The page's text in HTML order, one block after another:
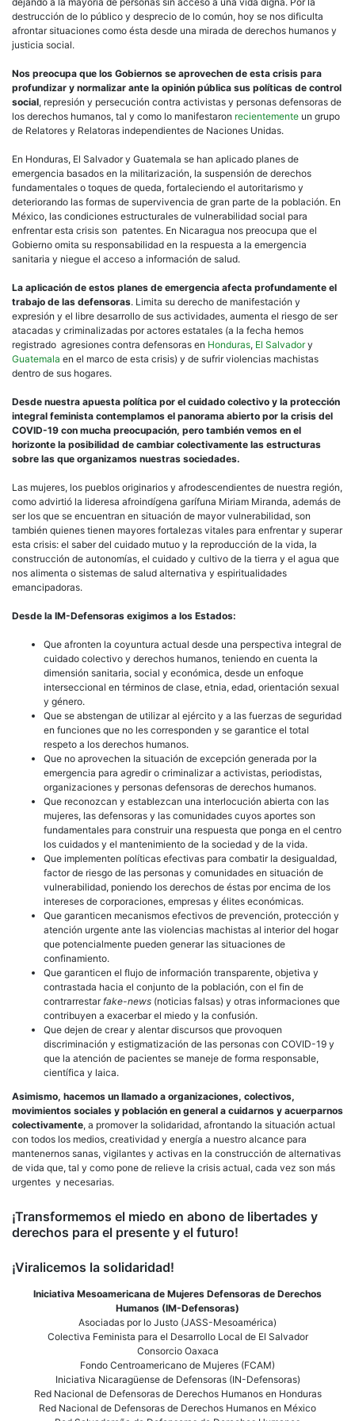
destrucción de lo público y desprecio de lo común, hoy se nos dificulta
afrontar situaciones como ésta desde una mirada de derechos humanos y
justicia social.
Nos preocupa que los Gobiernos se aprovechen de esta crisis para
profundizar y normalizar ante la opinión pública sus políticas de control
social, represión y persecución contra activistas y personas defensoras de
los derechos humanos, tal y como lo manifestaron recientemente un grupo
de Relatores y Relatoras independientes de Naciones Unidas.
En Honduras, El Salvador y Guatemala se han aplicado planes de
emergencia basados en la militarización, la suspensión de derechos
fundamentales o toques de queda, fortaleciendo el autoritarismo y
deteriorando las formas de supervivencia de gran parte de la población. En
México, las condiciones estructurales de vulnerabilidad social para
enfrentar esta crisis son patentes. En Nicaragua nos preocupa que el
Gobierno omita su responsabilidad en la respuesta a la emergencia
sanitaria y niegue el acceso a información de salud.
La aplicación de estos planes de emergencia afecta profundamente el
trabajo de las defensoras. Limita su derecho de manifestación y
expresión y el libre desarrollo de sus actividades, aumenta el riesgo de ser
atacadas y criminalizadas por actores estatales (a la fecha hemos
registrado agresiones contra defensoras en Honduras, El Salvadory
Guatemala en el marco de esta crisis) y de sufrir violencias machistas
dentro de sus hogares.
Desde nuestra apuesta política por el cuidado colectivo y la protección
integral feminista contemplamos el panorama abierto por la crisis del
COVID-19 con mucha preocupación, pero también vemos en el
horizonte la posibilidad de cambiar colectivamente las estructuras
sobre las que organizamos nuestras sociedades.
Las mujeres, los pueblos originarios y afrodescendientes de nuestra región,
como advirtió la lideresa afroindígena garífuna Miriam Miranda, además de
ser los que se encuentran en situación de mayor vulnerabilidad, son
también quienes tienen mayores fortalezas vitales para enfrentar y superar
esta crisis: el saber del cuidado mutuo y la reproducción de la vida, la
construcción de autonomías, el cuidado y cultivo de la tierra y el agua que
nos alimenta o sistemas de salud alternativa y espiritualidades
emancipadoras.
Desde la IM-Defensoras exigimos a los Estados:
Que afronten la coyuntura actual desde una perspectiva integral de
cuidado colectivo y derechos humanos, teniendo en cuenta la
dimensión sanitaria, social y económica, desde un enfoque
interseccional en términos de clase, etnia, edad, orientación sexual
y género.
Que se abstengan de utilizar al ejército y a las fuerzas de seguridad
en funciones que no les corresponden y se garantice el total
respeto a los derechos humanos.
Que no aprovechen la situación de excepción generada por la
emergencia para agredir o criminalizar a activistas, periodistas,
organizaciones y personas defensoras de derechos humanos.
Que reconozcan y establezcan una interlocución abierta con las
mujeres, las defensoras y las comunidades cuyos aportes son
fundamentales para construir una respuesta que ponga en el centro
los cuidados y el mantenimiento de la sociedad y de la vida.
Que implementen políticas efectivas para combatir la desigualdad,
factor de riesgo de las personas y comunidades en situación de
vulnerabilidad, poniendo los derechos de éstas por encima de los
intereses de corporaciones, empresas y élites económicas.
Que garanticen mecanismos efectivos de prevención, protección y
atención urgente ante las violencias machistas al interior del hogar
que potencialmente pueden generar las situaciones de
confinamiento.
Que garanticen el flujo de información transparente, objetiva y
contrastada hacia el conjunto de la población, con el fin de
contrarrestarfake-news (noticias falsas) y otras informaciones que
contribuyen a exacerbar el miedo y la confusión.
Que dejen de crear y alentar discursos que provoquen
discriminación y estigmatización de las personas con COVID-19 y
que la atención de pacientes se maneje de forma responsable,
científica y laica.
Asimismo, hacemos un llamado a organizaciones, colectivos,
movimientos sociales y población en general a cuidarnos y acuerparnos
colectivamente, a promover la solidaridad, afrontando la situación actual
con todos los medios, creatividad y energía a nuestro alcance para
mantenernos sanas, vigilantes y activas en la construcción de alternativas
de vida que, tal y como pone de relieve la crisis actual, cada vez son más
urgentes y necesarias.
¡Transformemos el miedo en abono de libertades y
derechos para el presente y el futuro!
¡Viralicemos la solidaridad!
Iniciativa Mesoamericana de Mujeres Defensoras de Derechos
Humanos (IM-Defensoras)
Asociadas por lo Justo (JASS-Mesoamérica)
Colectiva Feminista para el Desarrollo Local de El Salvador
Consorcio Oaxaca
Fondo Centroamericano de Mujeres (FCAM)
Iniciativa Nicaragüense de Defensoras (IN-Defensoras)
Red Nacional de Defensoras de Derechos Humanos en Honduras
Red Nacional de Defensoras de Derechos Humanos en México